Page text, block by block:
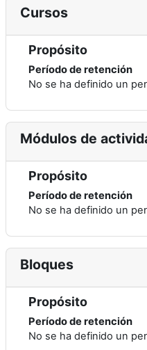
Cursos
Propósito
Período de retención
No se ha definido un
Módulos de
Propósito
Período de retención
No se ha definido un
Bloques
Propósito
Período de retención
No se ha definido un